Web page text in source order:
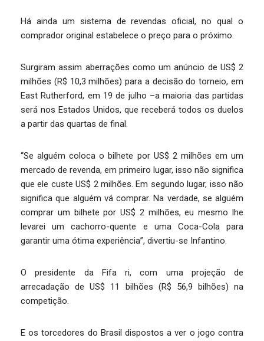
Há ainda um sistema de revendas oficial, no qual o
comprador original estabelece o preço para o próximo.
Surgiram assim aberrações como um anúncio de US$ 2
milhões (R$ 10,3 milhões) para a decisão do torneio, em
East Rutherford, em 19 de julho –a maioria das partidas
será nos Estados Unidos, que receberá todos os duelos
a partir das quartas de final.
“Se alguém coloca o bilhete por US$ 2 milhões em um
mercado de revenda, em primeiro lugar, isso não significa
que ele custe US$ 2 milhões. Em segundo lugar, isso não
significa que alguém vá comprar. Na verdade, se alguém
comprar um bilhete por US$ 2 milhões, eu mesmo lhe
levarei um cachorro-quente e uma Coca-Cola para
garantir uma ótima experiência”, divertiu-se Infantino.
O presidente da Fifa ri, com uma projeção de
arrecadação de US$ 11 bilhões (R$ 56,9 bilhões) na
competição.
E os torcedores do Brasil dispostos a ver o jogo contra